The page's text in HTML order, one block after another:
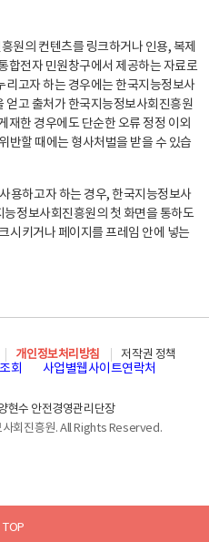
원의 컨텐츠를 링크하거나 인용, 복제
합전자 민원창구에서 제공하는 자료로
리고자 하는 경우에는 한국지능정보사
얻고 출처가 한국지능정보사회진흥원
재한 경우에도 단순한 오류 정정 이외
반할 때에는 형사처벌을 받을 수 있습
용하고자 하는 경우, 한국지능정보사
정보사회진흥원의 첫 화면을 통하도
시키거나 페이지를 프레임 안에 넣는
TOP
개인정보처리방침
저작권 정책
회 사업별웹사이트연락처
현수 안전경영관리단장
회진흥원. All Rights Reserved.